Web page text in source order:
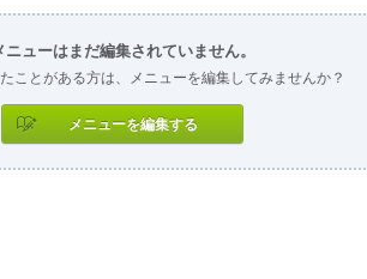
ニューはまだ編集されていません。
ことがある方は、メニューを編集してみませんか？
メニューを編集する